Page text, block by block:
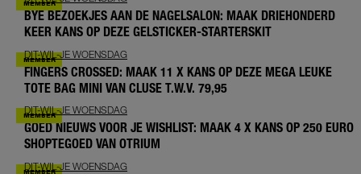
BYE BEZOEKJES AAN DE NAGELSALON: MAAK DRIEHONDERD
KEER KANS OP DEZE GELSTICKER-STARTERSKIT
DIT-WIL-JE WOENSDAG
FINGERS CROSSED: MAAK 11 X KANS OP DEZE MEGA LEUKE
TOTE BAG MINI VAN CLUSE T.W.V. 79,95
DIT-WIL-JE WOENSDAG
GOED NIEUWS VOOR JE WISHLIST: MAAK 4 X KANS OP 250 EURO
SHOPTEGOED VAN OTRIUM
DIT-WIL-JE WOENSDAG